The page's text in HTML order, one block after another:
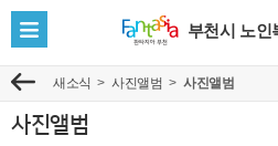
부천시 노인
전
체
뉴
이
전
새소식 사진앨범 사진앨범
사진앨범